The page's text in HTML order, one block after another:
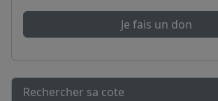
Je fais un don
Rechercher sa cote